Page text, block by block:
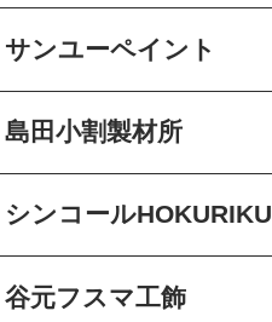
サンユーペイント
島田小割製材所
シンコールHOKURIKU
谷元フスマ工飾